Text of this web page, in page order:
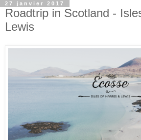
27 janvier 2017
Roadtrip in Scotland -
Lewis